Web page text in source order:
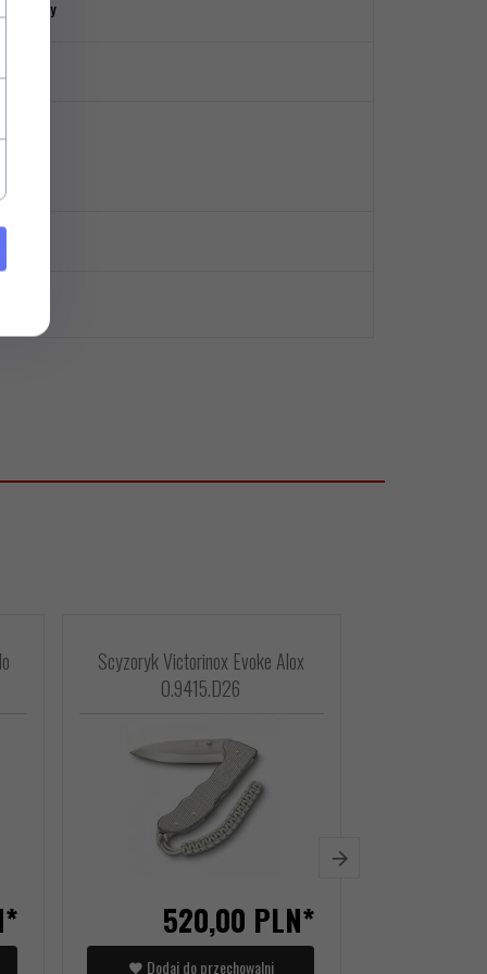
Scyzoryk Victorinox Evoke Alox
0.9415.D26
520,00 PLN*
Dodaj do przechowalni